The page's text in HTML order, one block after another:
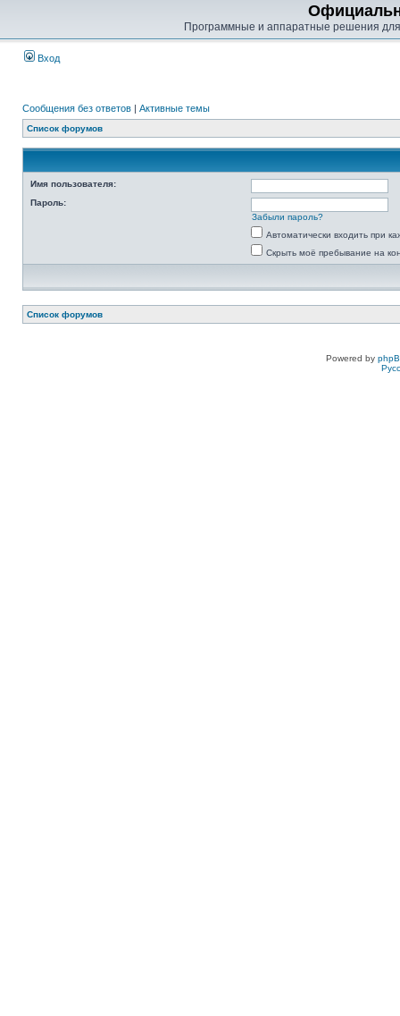
Программные и аппаратные решения
Вход
Сообщения без ответов | Активные темы
Список форумов
Имя пользователя:
Пароль:
Забыли пароль?
Автоматически входить при
Скрыть моё пребывание на
Список форумов
Powered by